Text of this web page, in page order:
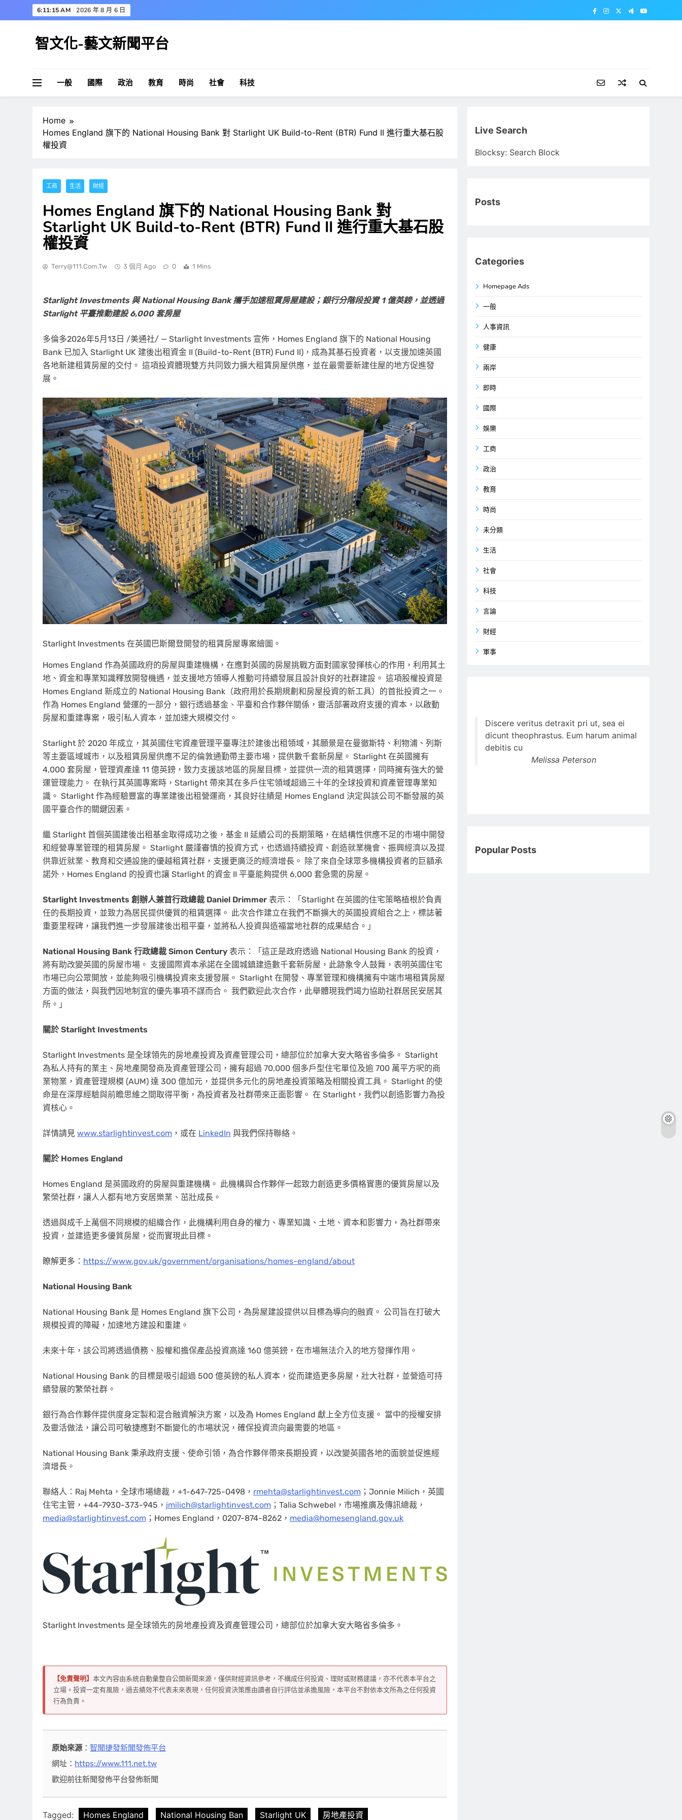
to
6:11:16 AM 2026 年 8 月 6 日
智文化-藝文新聞平台
一般 國際 政治 教育 時尚 社會 科技
Home
Homes England 旗下的 National Housing Bank 對 Starlight UK Build-to-Rent (BTR) Fund II 進行重大基石股
權投資
工商 生活 財經
Homes England 旗下的 National Housing Bank 對
Starlight UK Build-to-Rent (BTR) Fund II 進行重大基石股
權投資
Terry@111.com.tw 3 個月 Ago 0 1 Mins
Starlight Investments 與 National Housing Bank 攜手加速租賃房屋建設；銀行分階段投資 1 億英鎊，並透過
Starlight 平臺推動建設 6,000 套房屋
多倫多2026年5月13日 /美通社/ — Starlight Investments 宣佈，Homes England 旗下的 National Housing
Bank 已加入 Starlight UK 建後出租資金 II (Build-to-Rent (BTR) Fund II)，成為其基石投資者，以支援加速英國
各地新建租賃房屋的交付。 這項投資體現雙方共同致力擴大租賃房屋供應，並在最需要新建住屋的地方促進發
展。
Starlight Investments 在英國巴斯爾登開發的租賃房屋專案繪圖。
Homes England 作為英國政府的房屋與重建機構，在應對英國的房屋挑戰方面對國家發揮核心的作用，利用其土
地、資金和專業知識釋放開發機遇，並支援地方領導人推動可持續發展且設計良好的社群建設。 這項股權投資是
Homes England 新成立的 National Housing Bank（政府用於長期規劃和房屋投資的新工具）的首批投資之一。
作為 Homes England 營運的一部分，銀行透過基金、平臺和合作夥伴關係，靈活部署政府支援的資本，以啟動
房屋和重建專案，吸引私人資本，並加速大規模交付。
Starlight 於 2020 年成立，其英國住宅資產管理平臺專注於建後出租領域，其願景是在曼徹斯特、利物浦、列斯
等主要區域城市，以及租賃房屋供應不足的倫敦通勤帶主要市場，提供數千套新房屋。 Starlight 在英國擁有
4,000 套房屋，管理資產達 11 億英鎊，致力支援該地區的房屋目標，並提供一流的租賃選擇，同時擁有強大的營
運管理能力。 在執行其英國專案時，Starlight 帶來其在多戶住宅領域超過三十年的全球投資和資產管理專業知
識。 Starlight 作為經驗豐富的專業建後出租營運商，其良好往績是 Homes England 決定與該公司不斷發展的英
國平臺合作的關鍵因素。
繼 Starlight 首個英國建後出租基金取得成功之後，基金 II 延續公司的長期策略，在結構性供應不足的市場中開發
和經營專業管理的租賃房屋。 Starlight 嚴謹審慎的投資方式，也透過持續投資、創造就業機會、振興經濟以及提
供靠近就業、教育和交通設施的優越租賃社群，支援更廣泛的經濟增長。 除了來自全球眾多機構投資者的巨額承
諾外，Homes England 的投資也讓 Starlight 的資金 II 平臺能夠提供 6,000 套急需的房屋。
Starlight Investments 創辦人兼首行政總裁 Daniel Drimmer 表示：「Starlight 在英國的住宅策略植根於負責
任的長期投資，並致力為居民提供優質的租賃選擇。 此次合作建立在我們不斷擴大的英國投資組合之上，標誌著
重要里程碑，讓我們進一步發展建後出租平臺，並將私人投資與造福當地社群的成果結合。」
National Housing Bank 行政總裁 Simon Century 表示：「這正是政府透過 National Housing Bank 的投資，
將有助改變英國的房屋市場。 支援國際資本承諾在全國城鎮建造數千套新房屋，此跡象令人鼓舞，表明英國住宅
市場已向公眾開放，並能夠吸引機構投資來支援發展。 Starlight 在開發、專業管理和機構擁有中端市場租賃房屋
方面的做法，與我們因地制宜的優先事項不謀而合。 我們歡迎此次合作，此舉體現我們竭力協助社群居民安居其
所。」
關於 Starlight Investments
Starlight Investments 是全球領先的房地產投資及資產管理公司，總部位於加拿大安大略省多倫多。 Starlight
為私人持有的業主、房地產開發商及資產管理公司，擁有超過 70,000 個多戶型住宅單位及逾 700 萬平方呎的商
業物業，資產管理規模 (AUM) 達 300 億加元，並提供多元化的房地產投資策略及相關投資工具。 Starlight 的使
命是在深厚經驗與前瞻思維之間取得平衡，為投資者及社群帶來正面影響。 在 Starlight，我們以創造影響力為投
資核心。
詳情請見 www.starlightinvest.com ，或在 LinkedIn 與我們保持聯絡。
關於 Homes England
Homes England 是英國政府的房屋與重建機構。 此機構與合作夥伴一起致力創造更多價格實惠的優質房屋以及
繁榮社群，讓人人都有地方安居樂業、茁壯成長。
透過與成千上萬個不同規模的組織合作，此機構利用自身的權力、專業知識、土地、資本和影響力，為社群帶來
投資，並建造更多優質房屋，從而實現此目標。
瞭解更多： https://www.gov.uk/government/organisations/homes-england/about
National Housing Bank
National Housing Bank 是 Homes England 旗下公司，為房屋建設提供以目標為導向的融資。 公司旨在打破大
規模投資的障礙，加速地方建設和重建。
未來十年，該公司將透過債務、股權和擔保產品投資高達 160 億英鎊，在市場無法介入的地方發揮作用。
National Housing Bank 的目標是吸引超過 500 億英鎊的私人資本，從而建造更多房屋，壯大社群，並營造可持
續發展的繁榮社群。
銀行為合作夥伴提供度身定製和混合融資解決方案，以及為 Homes England 獻上全方位支援。 當中的授權安排
及靈活做法，讓公司可敏捷應對不斷變化的市場狀況，確保投資流向最需要的地區。
National Housing Bank 秉承政府支援、使命引領，為合作夥伴帶來長期投資，以改變英國各地的面貌並促進經
濟增長。
聯絡人：Raj Mehta，全球市場總裁，+1-647-725-0498， rmehta@starlightinvest.com ；Jonnie Milich，英國
住宅主管，+44-7930-373-945， jmilich@starlightinvest.com ；Talia Schwebel，市場推廣及傳訊總裁，
media@starlightinvest.com ；Homes England，0207-874-8262， media@homesengland.gov.uk
Starlight Investments 是全球領先的房地產投資及資產管理公司，總部位於加拿大安大略省多倫多。
【免責聲明】 本文內容由系統自動彙整自公開新聞來源，僅供財經資訊參考，不構成任何投資、理財或財務建議，亦不代表本平台之
立場。投資一定有風險，過去績效不代表未來表現，任何投資決策應由讀者自行評估並承擔風險，本平台不對依本文所為之任何投資
行為負責。
原始來源 ：智聞捷發新聞發佈平台
網址： https://www.111.net.tw
歡迎前往新聞發佈平台發佈新聞
Tagged: Homes England National Housing Ban Starlight UK 房地產投資
Live Search
Blocksy: Search Block
Posts
Categories
Homepage Ads
一般
人事資訊
健康
兩岸
即時
國際
娛樂
工商
政治
教育
時尚
未分類
生活
社會
科技
言論
財經
軍事
Discere veritus detraxit pri ut, sea ei
dicunt theophrastus. Eum harum animal
debitis cu
Melissa Peterson
Popular Posts